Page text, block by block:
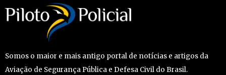
Somos o maior e mais antigo portal de notícias e artigos da
Aviação de Segurança Pública e Defesa Civil do Brasil.